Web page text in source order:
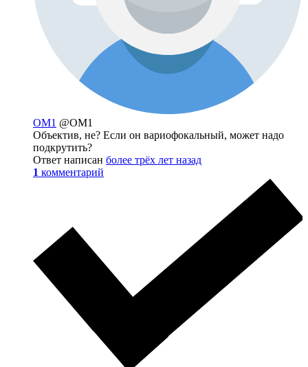
OM1 @OM1
Объектив, не? Если он вариофокальный, может надо
подкрутить?
Ответ написан более трёх лет назад
1 комментарий